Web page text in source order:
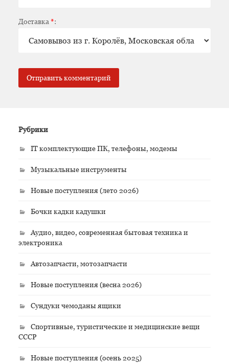
Доставка *:
Рубрики
IT комплектующие ПК, телефоны, модемы
Музыкальные инструменты
Новые поступления (лето 2026)
Бочки кадки кадушки
Аудио, видео, современная бытовая техника и
электроника
Автозапчасти, мотозапчасти
Новые поступления (весна 2026)
Сундуки чемоданы ящики
Спортивные, туристические и медицинские вещи
СССР
Новые поступления (осень 2025)